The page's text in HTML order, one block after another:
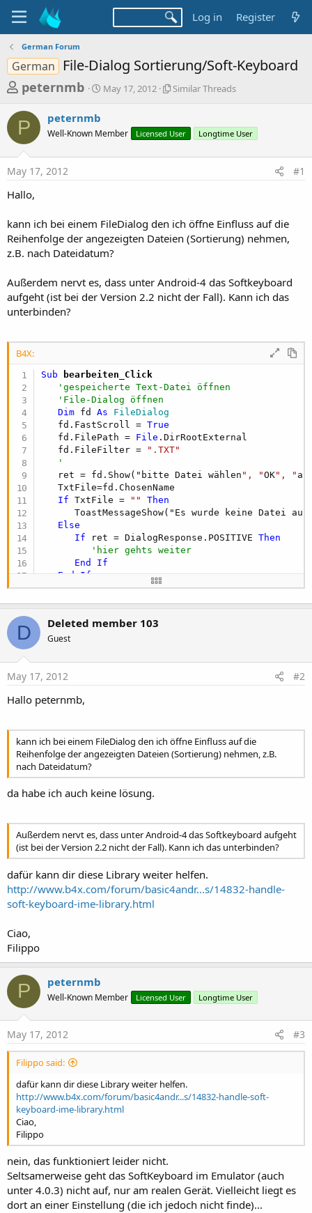
Log in Register
German Forum
German File-Dialog Sortierung/Soft-Keyboard
T
r
a
d
s
a
r
t
e
r
peternmb
S
t
a
May 17, 2012
S
l
r
a
d
Similar Threads
P peternmb
Well-Known Member Licensed User Longtime User
May 17, 2012 #1
Hallo,
kann ich bei einem FileDialog den ich öffne Einfluss auf die
Reihenfolge der angezeigten Dateien (Sortierung) nehmen,
z.B. nach Dateidatum?
Außerdem nervt es, dass unter Android-4 das Softkeyboard
aufgeht (ist bei der Version 2.2 nicht der Fall). Kann ich das
unterbinden?
B4X:
Sub bearbeiten_Click
'gespeicherte Text-Datei öffnen
'File-Dialog öffnen
Dim fd As FileDialog
   fd.FastScroll =
True
   fd.FilePath =
File .DirRootExternal
   fd.FileFilter =
".TXT"
'
   ret = fd.Show("bitte Datei wählen
", "OK", "
   TxtFile=fd.ChosenName
If TxtFile = ""
Then
ToastMessageShow("Es wurde keine Datei
Else
If ret = DialogResponse.POSITIVE Then
'hier gehts weiter
End
If
End
If
End Sub
D Deleted member 103
Guest
May 17, 2012 #2
Hallo peternmb,
kann ich bei einem FileDialog den ich öffne Einfluss auf die
Reihenfolge der angezeigten Dateien (Sortierung) nehmen, z.B.
nach Dateidatum?
da habe ich auch keine lösung.
Außerdem nervt es, dass unter Android-4 das Softkeyboard aufgeht
(ist bei der Version 2.2 nicht der Fall). Kann ich das unterbinden?
dafür kann dir diese Library weiter helfen.
http://www.b4x.com/forum/basic4andr...s/14832-handle-
soft-keyboard-ime-library.html
Ciao,
Filippo
P peternmb
Well-Known Member Licensed User Longtime User
May 17, 2012 #3
Filippo said:
dafür kann dir diese Library weiter helfen.
http://www.b4x.com/forum/basic4andr...s/14832-handle-soft-
keyboard-ime-library.html
Ciao,
Filippo
nein, das funktioniert leider nicht.
Seltsamerweise geht das SoftKeyboard im Emulator (auch
unter 4.0.3) nicht auf, nur am realen Gerät. Vielleicht liegt es
dort an einer Einstellung (die ich jedoch nicht finde)...